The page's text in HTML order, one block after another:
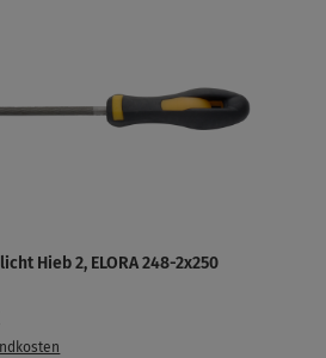
Hieb 2, ELORA 248-2x250